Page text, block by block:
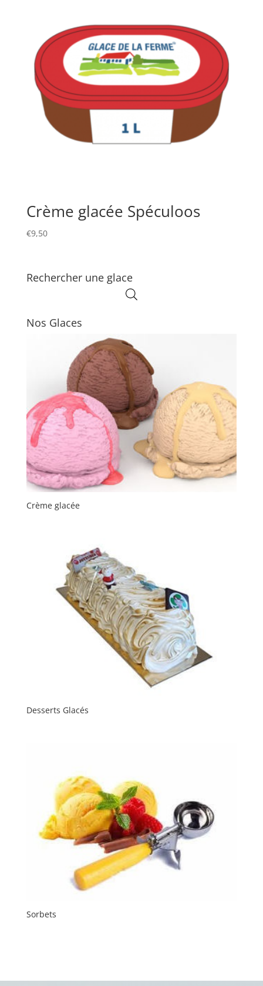
Crème glacée Spéculoos
€9,50
Rechercher une glace
Nos Glaces
Crème glacée
Desserts Glacés
Sorbets